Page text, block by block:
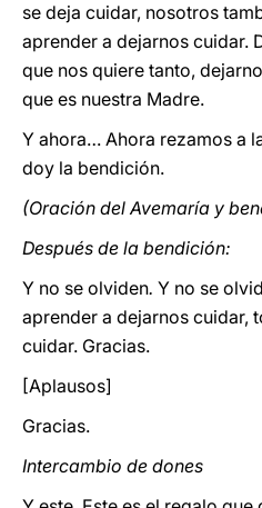
se deja cuidar, nosotros
aprender a dejarnos cuidar.
que nos quiere tanto,
que es nuestra Madre.
Y ahora… Ahora rezamos a
doy la bendición.
(Oración del Avemaría y
Después de la bendición:
Y no se olviden. Y no se
aprender a dejarnos cuidar,
cuidar. Gracias.
[Aplausos]
Gracias.
Intercambio de dones